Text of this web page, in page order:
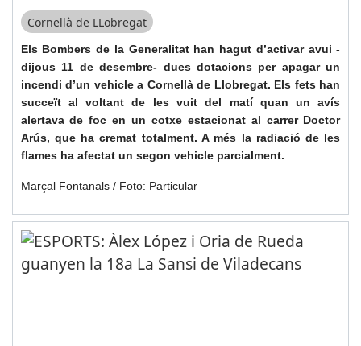
Cornellà de LLobregat
Els Bombers de la Generalitat han hagut d’activar avui -
dijous 11 de desembre- dues dotacions per apagar un
incendi d’un vehicle a Cornellà de Llobregat. Els fets han
succeït al voltant de les vuit del matí quan un avís
alertava de foc en un cotxe estacionat al carrer Doctor
Arús, que ha cremat totalment. A més la radiació de les
flames ha afectat un segon vehicle parcialment.
Marçal Fontanals / Foto: Particular